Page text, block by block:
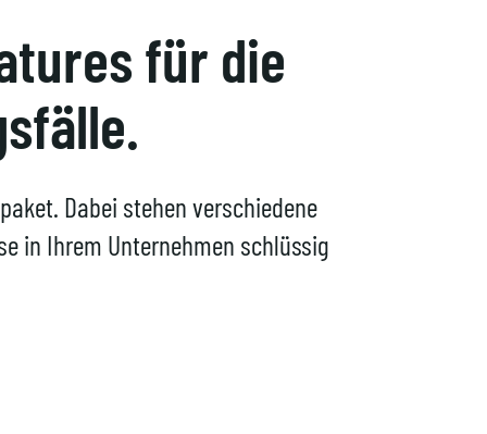
für die
Dabei stehen verschiedene
in Ihrem Unternehmen schlüssig